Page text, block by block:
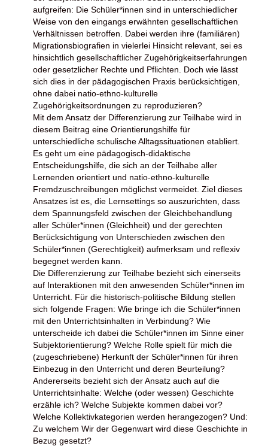
aufgreifen: Die Schüler*innen sind in unterschiedlicher
Weise von den eingangs erwähnten gesellschaftlichen
Verhältnissen betroffen. Dabei werden ihre (familiären)
Migrationsbiografien in vielerlei Hinsicht relevant, sei es
hinsichtlich gesellschaftlicher Zugehörigkeitserfahrungen
oder gesetzlicher Rechte und Pflichten. Doch wie lässt
sich dies in der pädagogischen Praxis berücksichtigen,
ohne dabei natio-ethno-kulturelle
Zugehörigkeitsordnungen zu reproduzieren?
Mit dem Ansatz der Differenzierung zur Teilhabe wird in
diesem Beitrag eine Orientierungshilfe für
unterschiedliche schulische Alltagssituationen etabliert.
Es geht um eine pädagogisch-didaktische
Entscheidungshilfe, die sich an der Teilhabe aller
Lernenden orientiert und natio-ethno-kulturelle
Fremdzuschreibungen möglichst vermeidet. Ziel dieses
Ansatzes ist es, die Lernsettings so auszurichten, dass
dem Spannungsfeld zwischen der Gleichbehandlung
aller Schüler*innen (Gleichheit) und der gerechten
Berücksichtigung von Unterschieden zwischen den
Schüler*innen (Gerechtigkeit) aufmerksam und reflexiv
begegnet werden kann.
Die Differenzierung zur Teilhabe bezieht sich einerseits
auf Interaktionen mit den anwesenden Schüler*innen im
Unterricht. Für die historisch-politische Bildung stellen
sich folgende Fragen: Wie bringe ich die Schüler*innen
mit den Unterrichtsinhalten in Verbindung? Wie
unterscheide ich dabei die Schüler*innen im Sinne einer
Subjektorientierung? Welche Rolle spielt für mich die
(zugeschriebene) Herkunft der Schüler*innen für ihren
Einbezug in den Unterricht und deren Beurteilung?
Andererseits bezieht sich der Ansatz auch auf die
Unterrichtsinhalte: Welche (oder wessen) Geschichte
erzähle ich? Welche Subjekte kommen dabei vor?
Welche Kollektivkategorien werden herangezogen? Und:
Zu welchem Wir der Gegenwart wird diese Geschichte in
Bezug gesetzt?